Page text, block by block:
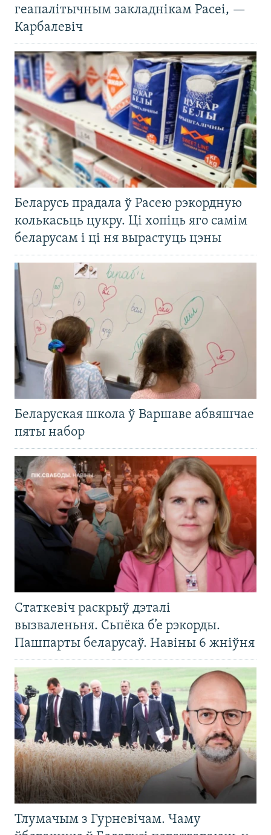
геапалітычным закладнікам Расеі, —
Карбалевіч
Беларусь прадала ў Расею рэкордную
колькасьць цукру. Ці хопіць яго самім
беларусам і ці ня вырастуць цэны
Беларуская школа ў Варшаве абвяшчае
пяты набор
Статкевіч раскрыў дэталі
вызваленьня. Сьпёка б’е рэкорды.
Пашпарты беларусаў. Навіны 6 жніўня
Тлумачым з Гурневічам. Чаму